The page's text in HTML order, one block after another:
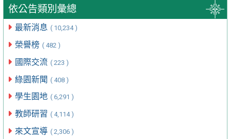
依公告類別彙總
最新消息 ( 10,234 )
榮譽榜 ( 482 )
國際交流 ( 223 )
綠園新聞 ( 408 )
學生園地 ( 6,291 )
教師研習 ( 4,114 )
來文宣導 ( 2,306 )